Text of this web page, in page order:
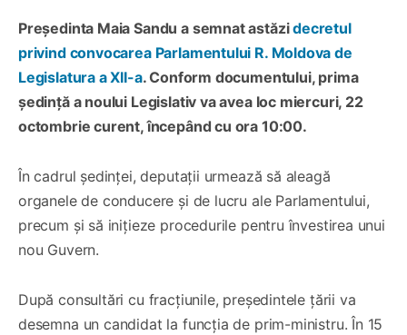
Președinta Maia Sandu a semnat astăzidecretul
privind convocarea Parlamentului R. Moldova de
Legislatura a XII-a. Conform documentului, prima
ședință a noului Legislativ va avea loc miercuri, 22
octombrie curent, începând cu ora 10:00.
În cadrul ședinței, deputații urmează să aleagă
organele de conducere și de lucru ale Parlamentului,
precum și să inițieze procedurile pentru învestirea unui
nou Guvern.
După consultări cu fracțiunile, președintele țării va
desemna un candidat la funcția de prim-ministru. În 15